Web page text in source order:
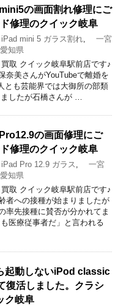
の画面割れ修理にご
修理のクイック岐阜
mini 5 ガラス割れ,
一宮
愛知県
取 クイック岐阜駅前店です♪
奈美さんがYouTubeで離婚を
とも芸能界では大御所の部類
したが石橋さんが …
の画面修理にご
修理のクイック岐阜
Pro 12.9 ガラス ,
一宮
愛知県
取 クイック岐阜駅前店です♪
者への接種が始まりましたが
率先接種に賛否が分かれてま
医療従事者だ」と言われる
起動しないiPod classic
復活しました。クラシ
ク岐阜